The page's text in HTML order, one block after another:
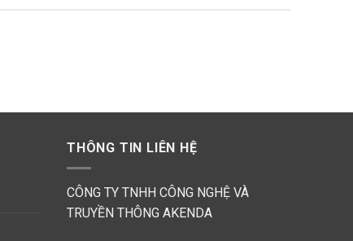
THÔNG TIN LIÊN HỆ
CÔNG TY TNHH CÔNG NGHỆ VÀ
TRUYỀN THÔNG AKENDA